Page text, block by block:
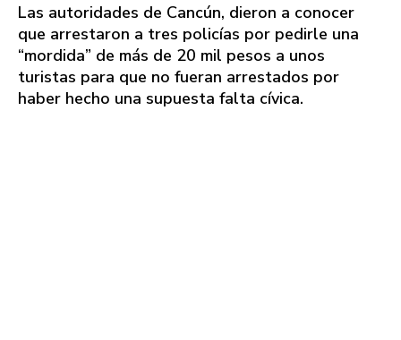
Las autoridades de Cancún, dieron a conocer
que arrestaron a tres policías por pedirle una
“mordida” de más de 20 mil pesos a unos
turistas para que no fueran arrestados por
haber hecho una supuesta falta cívica.